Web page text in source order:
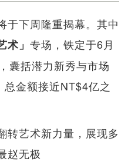
于下周隆重揭幕。其中
术」 专场，铁定于6月
囊括潜力新秀与市场
金额接近NT$4亿之
转艺术新力量，展现多
赵无极